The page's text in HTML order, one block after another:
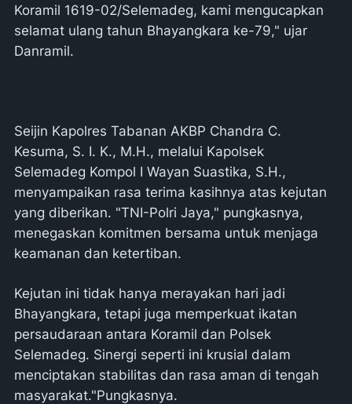
Koramil 1619-02/Selemadeg, kami mengucapkan
selamat ulang tahun Bhayangkara ke-79," ujar
Danramil.
Seijin Kapolres Tabanan AKBP Chandra C.
Kesuma, S. I. K., M.H., melalui Kapolsek
Selemadeg Kompol I Wayan Suastika, S.H.,
menyampaikan rasa terima kasihnya atas kejutan
yang diberikan. "TNI-Polri Jaya," pungkasnya,
menegaskan komitmen bersama untuk menjaga
keamanan dan ketertiban.
Kejutan ini tidak hanya merayakan hari jadi
Bhayangkara, tetapi juga memperkuat ikatan
persaudaraan antara Koramil dan Polsek
Selemadeg. Sinergi seperti ini krusial dalam
menciptakan stabilitas dan rasa aman di tengah
masyarakat."Pungkasnya.